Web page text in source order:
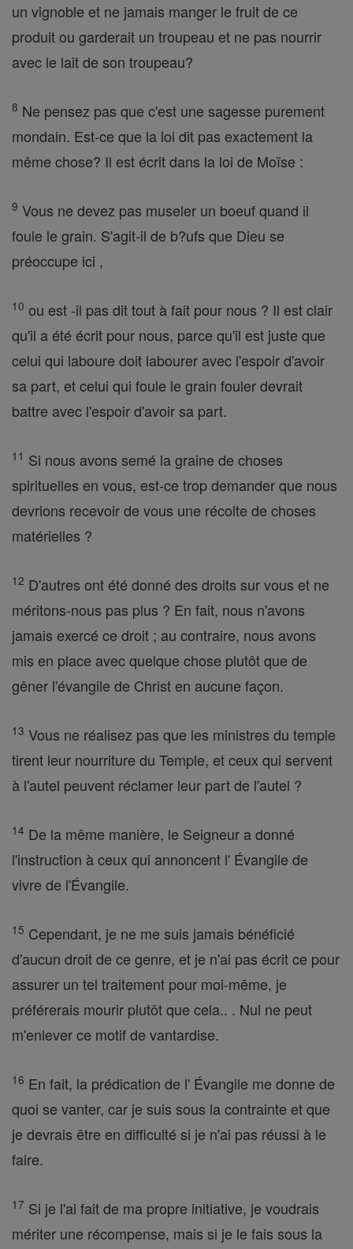
un vignoble et ne jamais manger le fruit de ce
produit ou garderait un troupeau et ne pas nourrir
avec le lait de son troupeau?
8 Ne pensez pas que c'est une sagesse purement
mondain. Est-ce que la loi dit pas exactement la
même chose? Il est écrit dans la loi de Moïse :
9 Vous ne devez pas museler un boeuf quand il
foule le grain. S'agit-il de b?ufs que Dieu se
préoccupe ici ,
10 ou est -il pas dit tout à fait pour nous ? Il est clair
qu'il a été écrit pour nous, parce qu'il est juste que
celui qui laboure doit labourer avec l'espoir d'avoir
sa part, et celui qui foule le grain fouler devrait
battre avec l'espoir d'avoir sa part.
11 Si nous avons semé la graine de choses
spirituelles en vous, est-ce trop demander que nous
devrions recevoir de vous une récolte de choses
matérielles ?
12 D'autres ont été donné des droits sur vous et ne
méritons-nous pas plus ? En fait, nous n'avons
jamais exercé ce droit ; au contraire, nous avons
mis en place avec quelque chose plutôt que de
gêner l'évangile de Christ en aucune façon.
13 Vous ne réalisez pas que les ministres du temple
tirent leur nourriture du Temple, et ceux qui servent
à l'autel peuvent réclamer leur part de l'autel ?
14 De la même manière, le Seigneur a donné
l'instruction à ceux qui annoncent l' Évangile de
vivre de l'Évangile.
15 Cependant, je ne me suis jamais bénéficié
d'aucun droit de ce genre, et je n'ai pas écrit ce pour
assurer un tel traitement pour moi-même, je
préférerais mourir plutôt que cela.. . Nul ne peut
m'enlever ce motif de vantardise.
16 En fait, la prédication de l' Évangile me donne de
quoi se vanter, car je suis sous la contrainte et que
je devrais être en difficulté si je n'ai pas réussi à le
faire.
17 Si je l'ai fait de ma propre initiative, je voudrais
mériter une récompense, mais si je le fais sous la